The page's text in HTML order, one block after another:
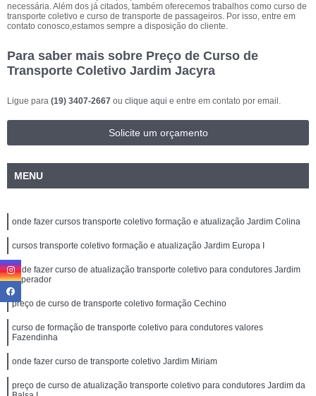
necessária. Além dos já citados, também oferecemos trabalhos como curso de
transporte coletivo e curso de transporte de passageiros. Por isso, entre em
contato conosco,estamos sempre a disposição do cliente.
Para saber mais sobre Preço de Curso de
Transporte Coletivo Jardim Jacyra
Ligue para (19) 3407-2667 ou clique aqui e entre em contato por email.
Solicite um orçamento
MENU
onde fazer cursos transporte coletivo formação e atualização Jardim Colina
cursos transporte coletivo formação e atualização Jardim Europa I
onde fazer curso de atualização transporte coletivo para condutores Jardim
Imperador
preço de curso de transporte coletivo formação Cechino
curso de formação de transporte coletivo para condutores valores
Fazendinha
onde fazer curso de transporte coletivo Jardim Miriam
preço de curso de atualização transporte coletivo para condutores Jardim da